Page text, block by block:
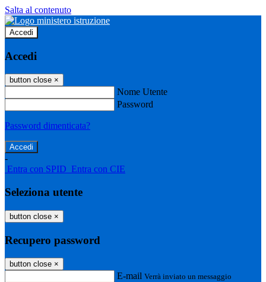
Salta al contenuto
Accedi
Accedi
button close ×
Nome Utente
Password
Password dimenticata?
-
Entra con SPID Entra con CIE
Seleziona utente
button close ×
Recupero password
button close ×
E-mail Verrà inviato un messaggio